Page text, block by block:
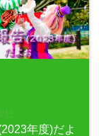
年度)だよ